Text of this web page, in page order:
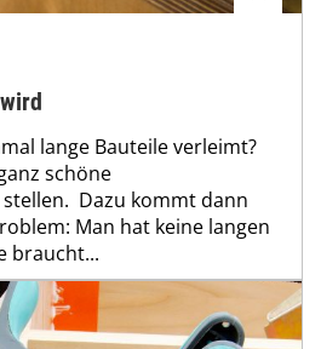
lange Bauteile verleimt?
schöne
Dazu kommt dann
Man hat keine langen
braucht...